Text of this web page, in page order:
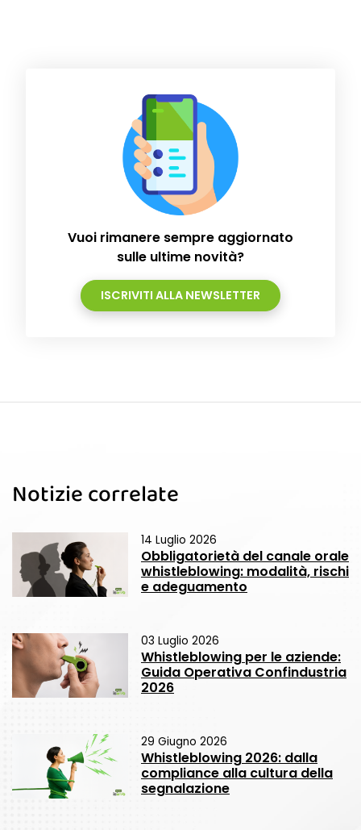
Vuoi rimanere sempre aggiornato
sulle ultime novità?
ISCRIVITI ALLA NEWSLETTER
Notizie correlate
14 Luglio 2026
Obbligatorietà del canale orale
whistleblowing: modalità, rischi
e adeguamento
03 Luglio 2026
Whistleblowing per le aziende:
Guida Operativa Confindustria
2026
29 Giugno 2026
Whistleblowing 2026: dalla
compliance alla cultura della
segnalazione